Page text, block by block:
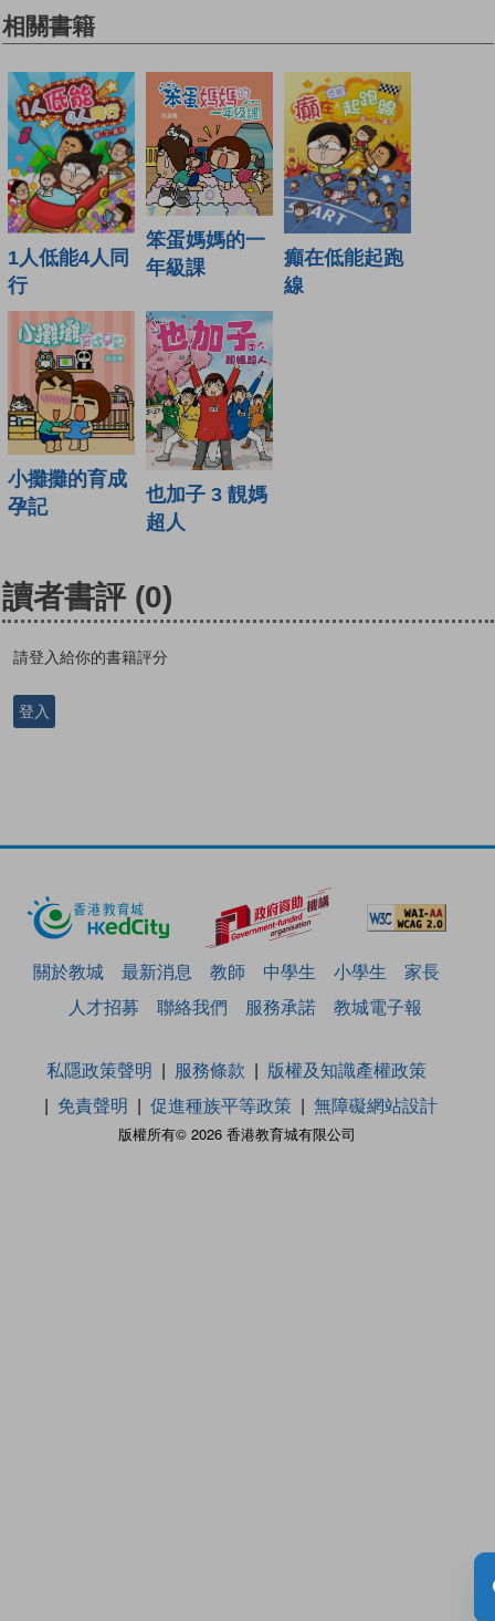
相關書籍
1人低能4人同
行
笨蛋媽媽的一
年級課
癲在低能起跑
線
小攤攤的育成
孕記
也加子 3 靚媽
超人
讀者書評 (0)
請登入給你的書籍評分
登入
關於教城 最新消息 教師 中學生 小學生
家長
人才招募
聯絡我們 服務承諾 教城電子報
版權所有© 2026 香港教育城有限公司
私隱政策聲明 服務條款
版權及知識產權政策
免責聲明
促進種族平等政策 無障礙網站設計